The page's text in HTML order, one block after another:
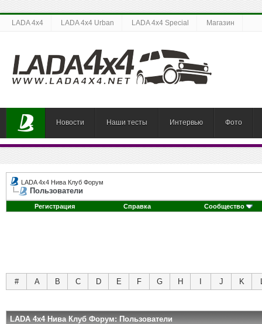
LADA 4x4 LADA 4x4 Urban LADA 4x4 Special Магазин
Новости Наши тесты Интервью Фото
LADA 4x4 Нива Клуб Форум
Пользователи
Регистрация Справка Сообщество
# A B C D E F G H J K
LADA 4x4 Нива Клуб Форум: Пользователи